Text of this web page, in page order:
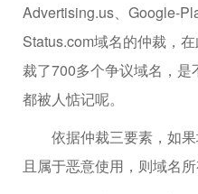
Advertising.us、Google-
Status.com域名的仲裁，
裁了700多个争议域名，
都被人惦记呢。
依据仲裁三要素，如果
且属于恶意使用，则域名